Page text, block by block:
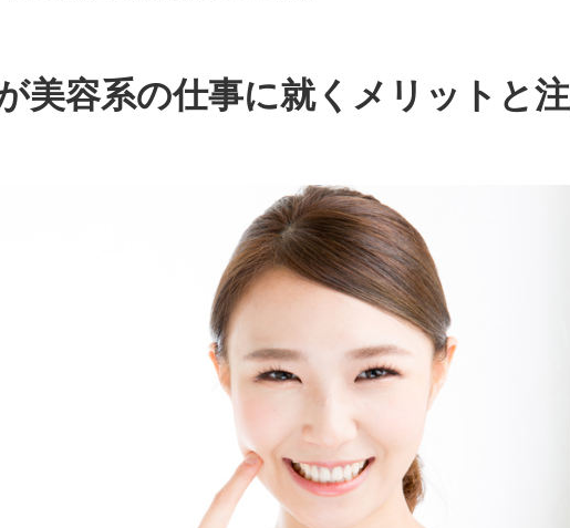
美容系の仕事に就くメリットと注